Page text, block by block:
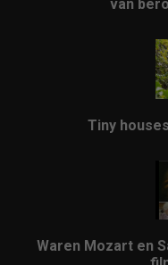
van
Tiny
Waren Mozart en